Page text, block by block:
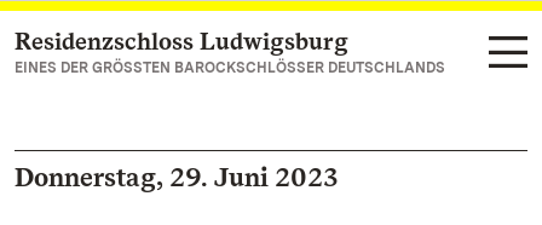
Zum Hauptinhalt springen
Residenzschloss Ludwigsburg
EINES DER GRÖSSTEN BAROCKSCHLÖSSER DEUTSCHLANDS
Donnerstag, 29. Juni 2023